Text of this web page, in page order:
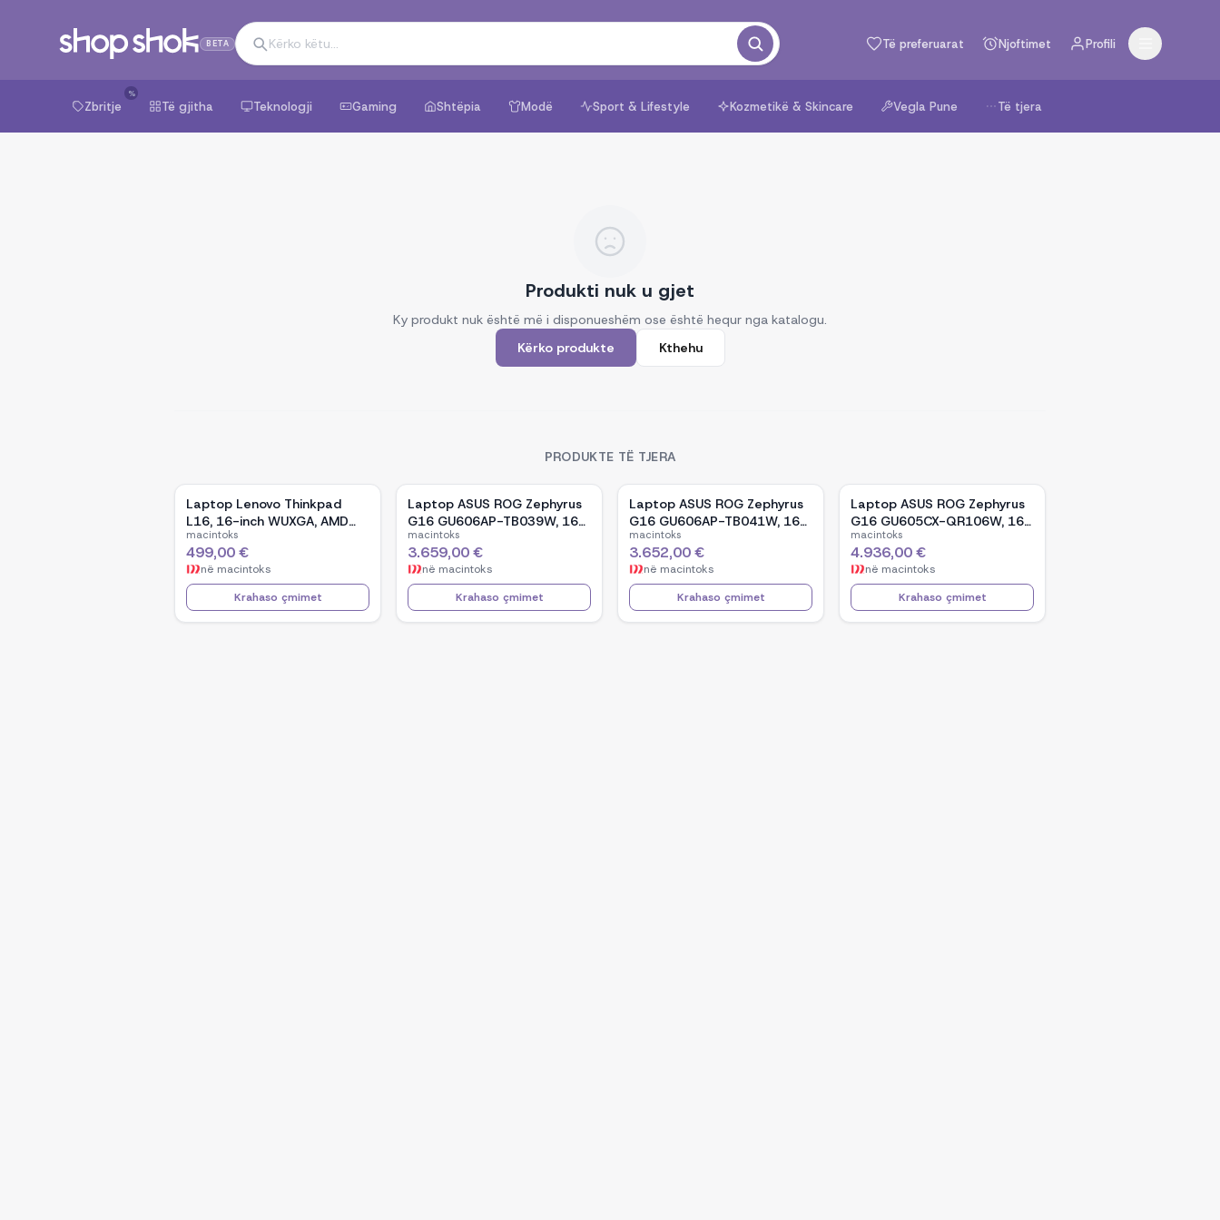
BETA Të preferuarat Njoftimet Profili
Zbritje
%
Të gjitha Teknologji Gaming Shtëpia Modë Sport & Lifestyle Kozmetikë & Skincare Vegla Pune Të tjera
Produkti nuk u gjet
Ky produkt nuk është më i disponueshëm ose është hequr nga katalogu.
Kërko produkte
Kthehu
PRODUKTE TË TJERA
Laptop Lenovo Thinkpad
L16, 16-inch WUXGA, AMD
Ryzen 5 Pro-7535U, 16GB
Ram DDR5, 512GB SSD -
Black
macintoks
499,00 €
në macintoks
Krahaso çmimet
Laptop ASUS ROG Zephyrus
G16 GU606AP-TB039W, 16-
inch OLED, Intel Core Ultra 9
386H, NVIDIA GeForce RTX
5070, 32GB RAM, 1TB SSD,
Windows 11 - White
macintoks
3.659,00 €
në macintoks
Krahaso çmimet
Laptop ASUS ROG Zephyrus
G16 GU606AP-TB041W, 16-
inch OLED, Intel Core Ultra 9
386H, NVIDIA GeForce RTX
5070, 32GB RAM, 1TB SSD,
Windows 11 - Black
macintoks
3.652,00 €
në macintoks
Krahaso çmimet
Laptop ASUS ROG Zephyrus
G16 GU605CX-QR106W, 16-
inch WQXGA OLED, Intel Core
Ultra 9 285H, NVIDIA GeForce
RTX 5090, 32GB RAM, 2TB
SSD, Windows 11 - Black
macintoks
4.936,00 €
në macintoks
Krahaso çmimet